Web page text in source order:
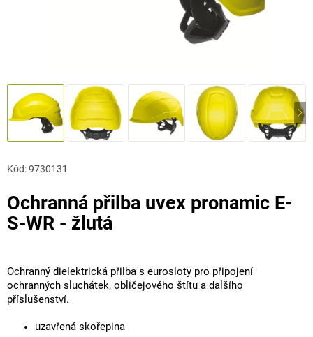
Ochranná přilba uvex pronamic E-
S-WR - žlutá
Kód:9730131
Ochranný dielektrická přilba s eurosloty pro připojení
ochranných sluchátek, obličejového štítu a dalšího
příslušenství.
uzavřená skořepina